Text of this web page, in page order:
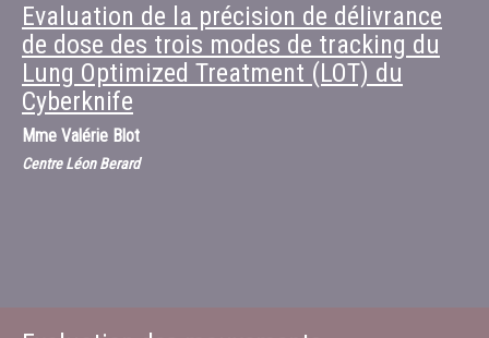
Evaluation de la précision de délivrance
de dose des trois modes de tracking du
Lung Optimized Treatment (LOT) du
Cyberknife
Mme Valérie Blot
Centre Léon Berard